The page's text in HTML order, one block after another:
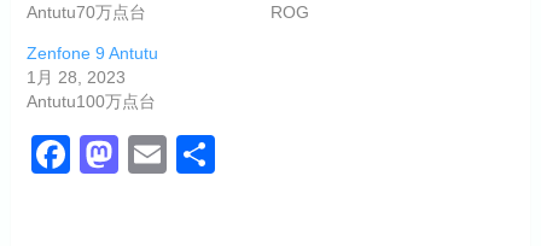
Antutu70万点台
ROG
Zenfone 9 Antutu
1月 28, 2023
Antutu100万点台
F
M
E